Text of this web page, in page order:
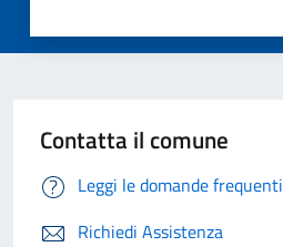
Contatta il comune
Leggi le domande frequenti
Richiedi Assistenza